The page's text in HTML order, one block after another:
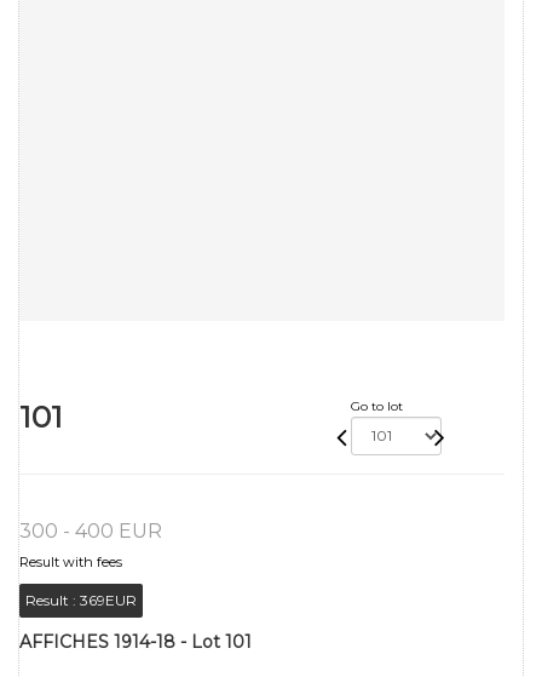
101 Go to lot
300 - 400 EUR
Result with fees
Result : 369EUR
AFFICHES 1914-18 - Lot 101